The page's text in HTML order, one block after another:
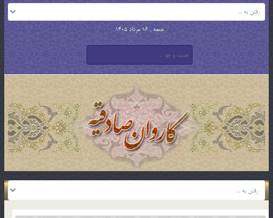
جمعه , 16 مرداد 1405